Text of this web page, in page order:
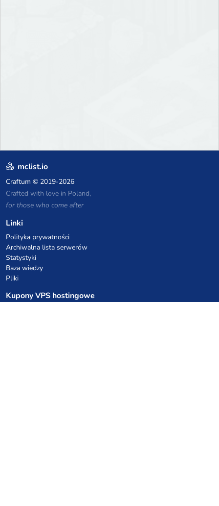
mclist.io
Craftum © 2019-2026
Crafted with love in Poland,
for those who come after
Linki
Polityka prywatności
Archiwalna lista serwerów
Statystyki
Baza wiedzy
Pliki
Kupony VPS hostingowe